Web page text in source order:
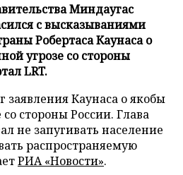
Миндаугас
с высказываниями
Робертаса Каунаса о
угрозе со стороны
LRT.
заявления Каунаса о якобы
стороны России. Глава
не запугивать население
распространяемую
РИА «Новости».